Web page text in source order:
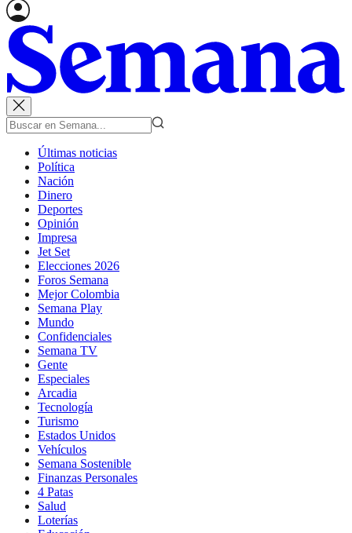
Últimas noticias
Política
Nación
Dinero
Deportes
Opinión
Impresa
Jet Set
Elecciones 2026
Foros Semana
Mejor Colombia
Semana Play
Mundo
Confidenciales
Semana TV
Gente
Especiales
Arcadia
Tecnología
Turismo
Estados Unidos
Vehículos
Semana Sostenible
Finanzas Personales
4 Patas
Salud
Loterías